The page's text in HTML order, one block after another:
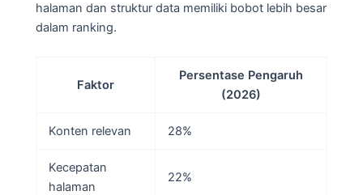
halaman dan struktur data memiliki bobot lebih besar
dalam ranking.
Faktor
Persentase Pengaruh
(2026)
Konten relevan 28%
Kecepatan
halaman
22%